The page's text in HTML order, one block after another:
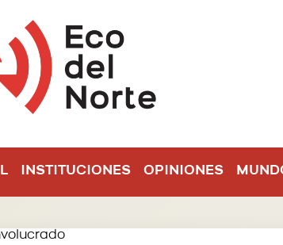
INSTITUCIONES OPINIONES